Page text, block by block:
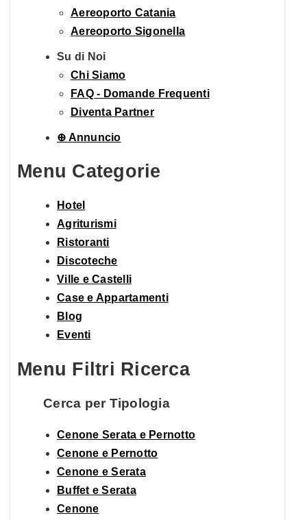
Aereoporto Catania
Aereoporto Sigonella
Su di Noi
Chi Siamo
FAQ - Domande Frequenti
Diventa Partner
⊕ Annuncio
Menu Categorie
Hotel
Agriturismi
Ristoranti
Discoteche
Ville e Castelli
Case e Appartamenti
Blog
Eventi
Menu Filtri Ricerca
Cerca per Tipologia
Cenone Serata e Pernotto
Cenone e Pernotto
Cenone e Serata
Buffet e Serata
Cenone